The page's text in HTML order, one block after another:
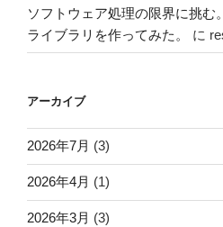
ソフトウェア処理の限界に挑む
ライブラリを作ってみた。
に
アーカイブ
2026年7月 (3)
2026年4月 (1)
2026年3月 (3)